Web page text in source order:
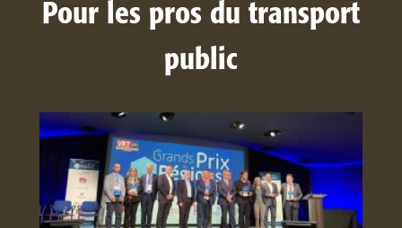
Pour les pros du transport
public